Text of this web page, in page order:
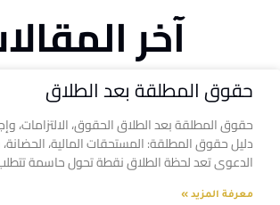
آخر
حقوق المطلقة بعد الطلاق
حقوق المطلقة بعد الطلاق الحقوق، الالتزامات،
دليل حقوق المطلقة: المستحقات المالية،
الدعوى تعد لحظة الطلاق نقطة تحول حاسمة
معرفة المزيد »